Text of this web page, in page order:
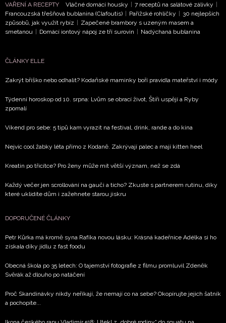
NEWSLETTER
podmínkami společnosti BurdaMedia Extra s.r.o.a
ochrany soukromí- BurdaMedia Extra s.r.o. bude s
vyhodnocení akce a zasílání novinek.
Chcete navíc dostávat i další zajímavé a exkluzivní
zpracováním údajů k tomuto účelu podle Zásad ochrany
VAŘENÍ A RECEPTY Vláčné domácí housky | 7 receptů na salátové zálivky |
Francouzská třešňová bublanina (Clafoutis) | Pařížské rohlíčky | 30 nejlepších
způsobů, jak využít rybíz | Zapečené brambory s uzeným masem a
smetanou | Domácí iontový nápoj ze tří surovin | Nadýchaná bublanina
ČLÁNKY ELLE
Zakrýt bříško nebo odhalit? Kodaňské maminky boří pravidla mateřství i módy
Týdenní horoskop od 10. srpna: Lvům se obrací život, Štíři uspějí a Ryby
zpomalí
Víkend pro sebe: 5 tipů kam vyrazit na festival, drink, rande a do kina
Nejvíc cool žabky léta přímo z Kodaně. Zakrývají palec a mají kitten heel
Kreatin po třicítce? Pro ženy může mít větší význam, než se zdá
Každý večer jen scrollování na gauči a ticho? Zkuste s partnerem rutinu, díky
které uklidíte dům i zažehnete starou jiskru
DOPORUČENÉ ČLÁNKY
Petr Kůrka má kromě syna Rafíka novou lásku: Krásná kadeřnice Adélka si ho
získala díky jídlu z fast foodu
Obecná škola po 35 letech: O tajemství fotografie z filmu promluvil Zdeněk
Svěrák až dlouho po natáčení
Proč Skandinávky nikdy neříkají, že nemají co na sebe? Okopírujte jejich šatník
a pochopíte...